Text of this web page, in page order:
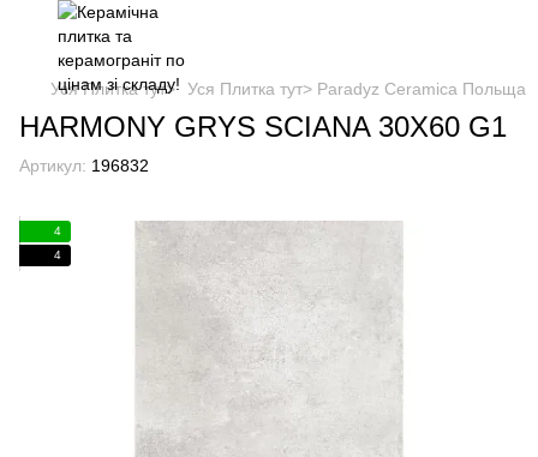
Уся Плитка тут> Уся Плитка тут> Paradyz Ceramica Польща
HARMONY GRYS SCIANA 30X60 G1
Артикул: 196832
4
4